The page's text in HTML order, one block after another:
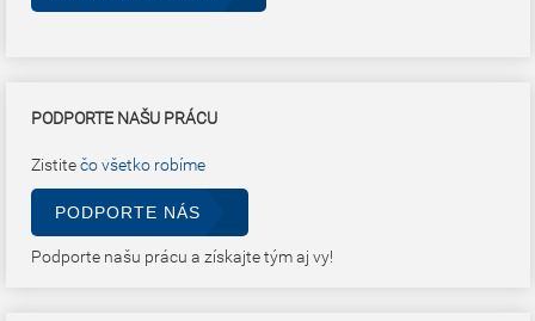
PODPORTE NAŠU PRÁCU
Zistitečo všetko robíme
PODPORTE NÁS
Podporte našu prácu a získajte tým aj vy!